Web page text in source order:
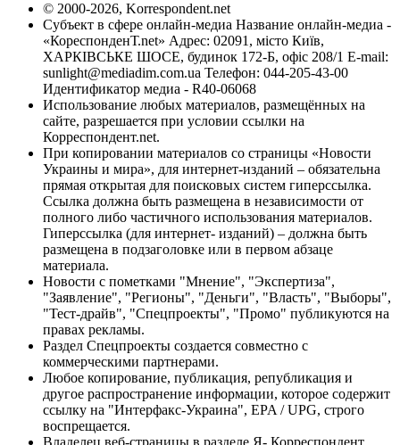
© 2000-2026, Korrespondent.net
Субъект в сфере онлайн-медиа Название онлайн-медиа -
«КореспонденТ.net» Адрес: 02091, місто Київ,
ХАРКІВСЬКЕ ШОСЕ, будинок 172-Б, офіс 208/1 E-mail:
sunlight@mediadim.com.ua Телефон: 044-205-43-00
Идентификатор медиа - R40-06068
Использование любых материалов, размещённых на
сайте, разрешается при условии ссылки на
Корреспондент.net.
При копировании материалов со страницы «Новости
Украины и мира», для интернет-изданий – обязательна
прямая открытая для поисковых систем гиперссылка.
Ссылка должна быть размещена в независимости от
полного либо частичного использования материалов.
Гиперссылка (для интернет- изданий) – должна быть
размещена в подзаголовке или в первом абзаце
материала.
Новости с пометками "Мнение", "Экспертиза",
"Заявление", "Регионы", "Деньги", "Власть", "Выборы",
"Тест-драйв", "Спецпроекты", "Промо" публикуются на
правах рекламы.
Раздел Спецпроекты создается совместно с
коммерческими партнерами.
Любое копирование, публикация, републикация и
другое распространение информации, которое содержит
ссылку на "Интерфакс-Украина", EPA / UPG, строго
воспрещается.